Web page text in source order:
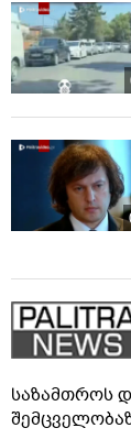
საზამთროს